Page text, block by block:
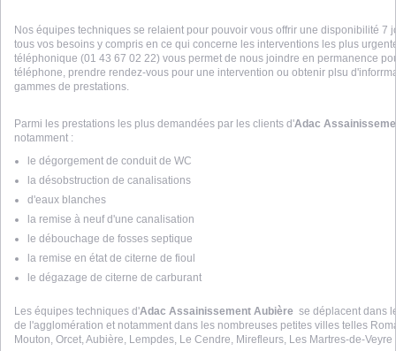
Nos équipes techniques se relaient pour pouvoir vous offrir une disponibilité 7
tous vos besoins y compris en ce qui concerne les interventions les plus
téléphonique (01 43 67 02 22) vous permet de nous joindre en permanence
téléphone, prendre rendez-vous pour une intervention ou obtenir plsu
gammes de prestations.
Parmi les prestations les plus demandées par les clients d'Adac
notamment :
le dégorgement de conduit de WC
la désobstruction de canalisations
d'eaux blanches
la remise à neuf d'une canalisation
le débouchage de fosses septique
la remise en état de citerne de fioul
le dégazage de citerne de carburant
Les équipes techniques d'Adac Assainissement Aubière se déplacent dans
de l'agglomération et notamment dans les nombreuses petites villes telles
Mouton, Orcet, Aubière, Lempdes, Le Cendre, Mirefleurs, Les Martres-de-Veyre